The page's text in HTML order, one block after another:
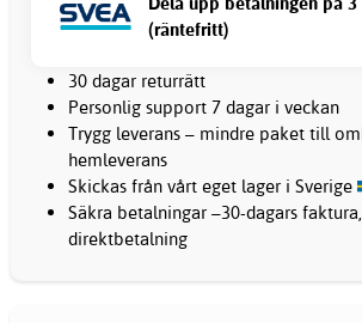
(räntefritt)
30 dagar returrätt
Personlig support 7 dagar i veckan
Trygg leverans – mindre paket till
hemleverans
Skickas från vårt eget lager i Sverige
Säkra betalningar –30-dagars
direktbetalning